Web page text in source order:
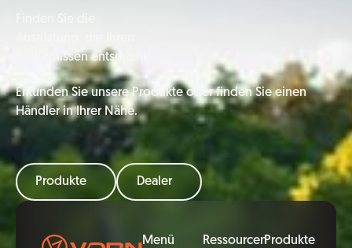
Bedürfnissen entspricht
Erkunden Sie unsere Produkte oder finden Sie einen
Händler in Ihrer Nähe.
Produkte Dealer
Fußzeile
Menü RessourcenProdukte